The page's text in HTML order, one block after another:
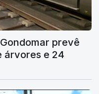
prevê
árvores e 24